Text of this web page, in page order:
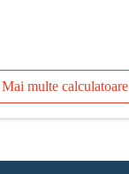
Mai multe calculatoare